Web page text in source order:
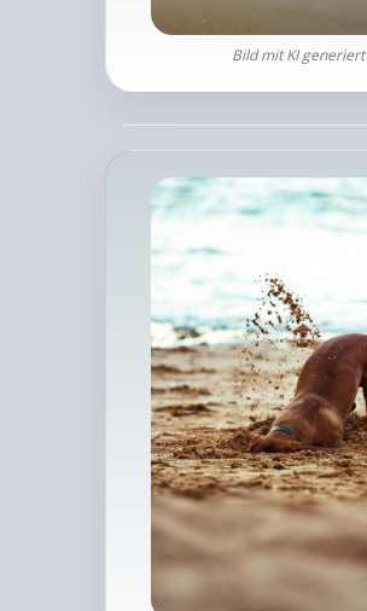
Bild mit KI generiert